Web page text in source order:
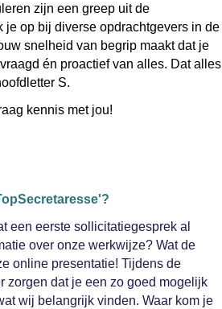
zijn een greep uit de
op bij diverse opdrachtgevers in de
snelheid van begrip maakt dat je
én proactief van alles. Dat alles
S.
kennis met jou!
een eerste sollicitatiegesprek al
over onze werkwijze? Wat de
online presentatie! Tijdens de
zorgen dat je een zo goed mogelijk
wij belangrijk vinden. Waar kom je